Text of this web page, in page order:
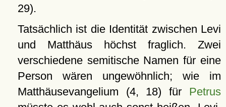
29).
Tatsächlich ist die Identität zwischen Levi
und Matthäus höchst fraglich. Zwei
verschiedene semitische Namen für eine
Person wären ungewöhnlich; wie im
Matthäusevangelium (4, 18) für Petrus